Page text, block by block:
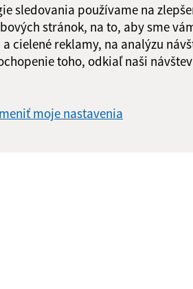
sledovania používame na
stránok, na to, aby sme
cielené reklamy, na analýzu
toho, odkiaľ naši
moje nastavenia